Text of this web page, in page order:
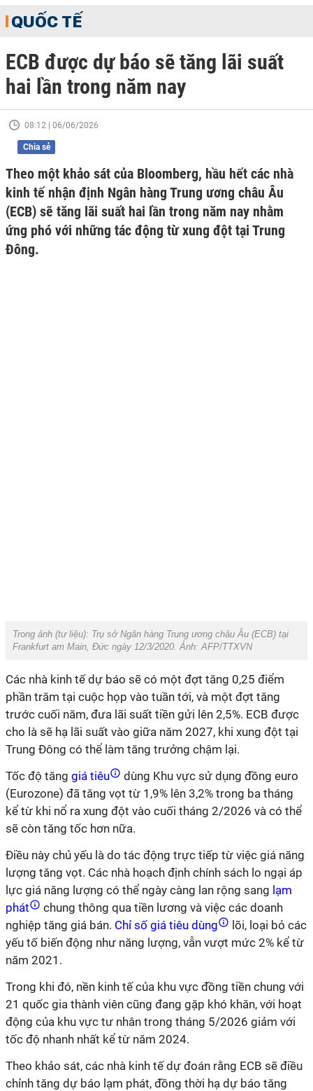
QUỐC TẾ
ECB được dự báo sẽ tăng lãi suất
hai lần trong năm nay
08:12 | 06/06/2026
Chia sẻ
Theo một khảo sát của Bloomberg, hầu hết các nhà
kinh tế nhận định Ngân hàng Trung ương châu Âu
(ECB) sẽ tăng lãi suất hai lần trong năm nay nhằm
ứng phó với những tác động từ xung đột tại Trung
Đông.
Trong ảnh (tư liệu): Trụ sở Ngân hàng Trung ương châu Âu (ECB) tại
Frankfurt am Main, Đức ngày 12/3/2020. Ảnh: AFP/TTXVN
Các nhà kinh tế dự báo sẽ có một đợt tăng 0,25 điểm
phần trăm tại cuộc họp vào tuần tới, và một đợt tăng
trước cuối năm, đưa lãi suất tiền gửi lên 2,5%. ECB được
cho là sẽ hạ lãi suất vào giữa năm 2027, khi xung đột tại
Trung Đông có thể làm tăng trưởng chậm lại.
Tốc độ tăng giá tiêu
dùng Khu vực sử dụng đồng euro
(Eurozone) đã tăng vọt từ 1,9% lên 3,2% trong ba tháng
kể từ khi nổ ra xung đột vào cuối tháng 2/2026 và có thể
sẽ còn tăng tốc hơn nữa.
Điều này chủ yếu là do tác động trực tiếp từ việc giá năng
lượng tăng vọt. Các nhà hoạch định chính sách lo ngại áp
lực giá năng lượng có thể ngày càng lan rộng sang lạm
phát
chung thông qua tiền lương và việc các doanh
nghiệp tăng giá bán. Chỉ số giá tiêu dùng
lõi, loại bỏ các
yếu tố biến động như năng lượng, vẫn vượt mức 2% kể từ
năm 2021.
Trong khi đó, nền kinh tế của khu vực đồng tiền chung với
21 quốc gia thành viên cũng đang gặp khó khăn, với hoạt
động của khu vực tư nhân trong tháng 5/2026 giảm với
tốc độ nhanh nhất kể từ năm 2024.
Theo khảo sát, các nhà kinh tế dự đoán rằng ECB sẽ điều
chỉnh tăng dự báo lạm phát, đồng thời hạ dự báo tăng